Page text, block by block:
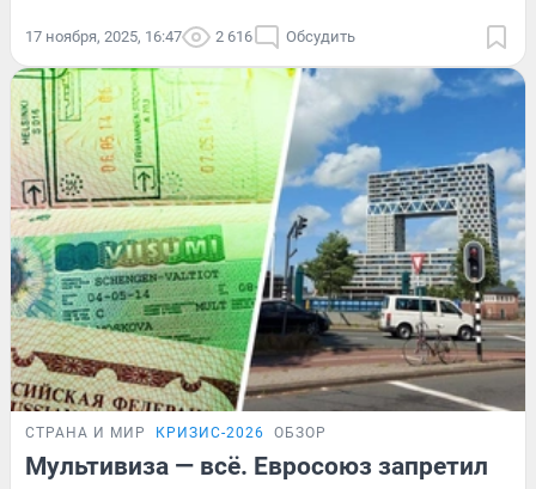
17 ноября, 2025, 16:47 2 616 Обсудить
СТРАНА И МИР КРИЗИС-2026 ОБЗОР
Мультивиза — всё. Евросоюз запретил